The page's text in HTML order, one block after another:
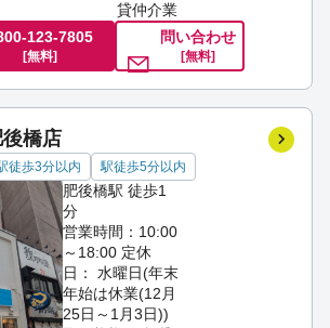
貸仲介業
123-7805
[無料]
問い合わせ
[無料]
橋店
徒歩3分以内 駅徒歩5分以内
肥後橋駅 徒歩1
分
営業時間：10:00
～18:00 定休
日： 水曜日(年末
年始は休業(12月
25日～1月3日))